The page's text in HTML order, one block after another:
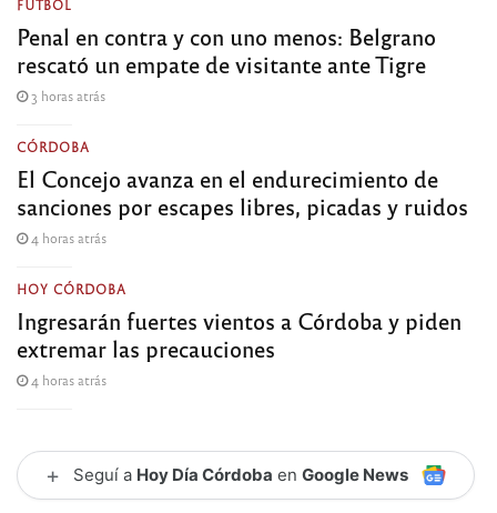
FÚTBOL
Penal en contra y con uno menos: Belgrano
rescató un empate de visitante ante Tigre
3 horas atrás
CÓRDOBA
El Concejo avanza en el endurecimiento de
sanciones por escapes libres, picadas y ruidos
4 horas atrás
HOY CÓRDOBA
Ingresarán fuertes vientos a Córdoba y piden
extremar las precauciones
4 horas atrás
+ Seguí a Hoy Día Córdoba en Google News